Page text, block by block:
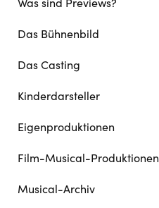
Das Bühnenbild
Das Casting
Kinderdarsteller
Eigenproduktionen
Film-Musical-Produktionen
Musical-Archiv